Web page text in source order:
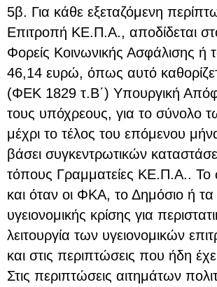
5β. Για κάθε εξεταζόμενη
Επιτροπή ΚΕ.Π.Α., αποδίδεται
Φορείς Κοινωνικής Ασφάλισης
46,14 ευρώ, όπως αυτό
(ΦΕΚ 1829 τ.Β΄) Υπουργική
τους υπόχρεους, για το σύνολο
μέχρι το τέλος του επόμενου
βάσει συγκεντρωτικών
τόπους Γραμματείες ΚΕ.Π.Α..
και όταν οι ΦΚΑ, το Δημόσιο ή
υγειονομικής κρίσης για
λειτουργία των υγειονομικών
και στις περιπτώσεις που ήδη
Στις περιπτώσεις αιτημάτων